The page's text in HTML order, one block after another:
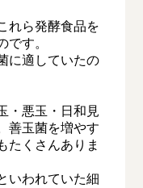
れら発酵食品を
です。
に適していたの
・悪玉・日和見
善玉菌を増やす
たくさんありま
いわれていた細